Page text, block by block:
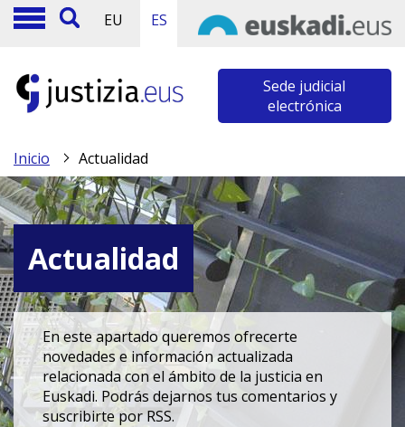
EU ES
Sede judicial
electrónica
Inicio Actualidad
Actualidad
En este apartado queremos ofrecerte
novedades e información actualizada
relacionada con el ámbito de la justicia en
Euskadi. Podrás dejarnos tus comentarios y
suscribirte por RSS.